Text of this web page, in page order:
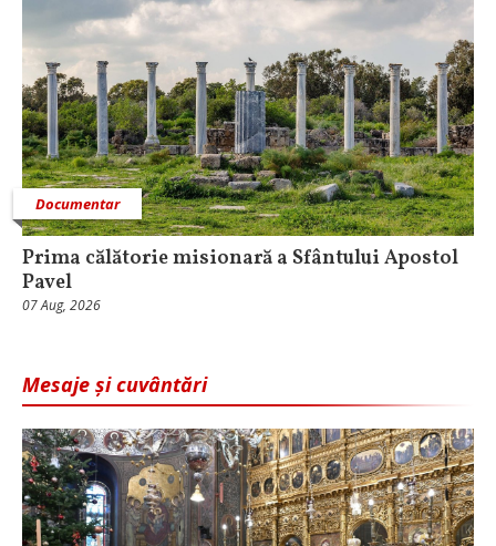
Documentar
Prima călătorie misionară a Sfântului Apostol
Pavel
07 Aug, 2026
Mesaje și cuvântări